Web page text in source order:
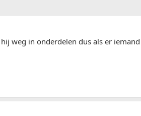
weg in onderdelen dus als er